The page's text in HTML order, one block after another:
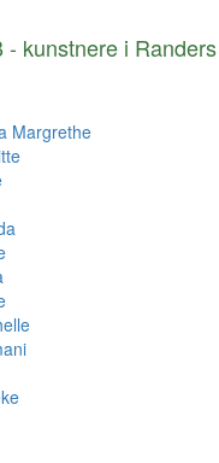
- kunstnere i Randers
Margrethe